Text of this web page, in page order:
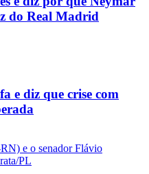
do Real Madrid
e diz que crise com